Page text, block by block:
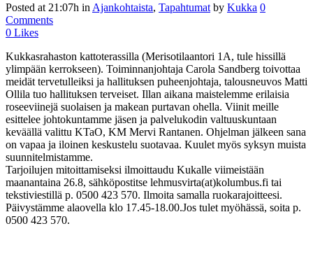
Posted at 21:07h in Ajankohtaista, Tapahtumat by Kukka 0
Comments
0 Likes
Kukkasrahaston kattoterassilla (Merisotilaantori 1A, tule hissillä
ylimpään kerrokseen). Toiminnanjohtaja Carola Sandberg toivottaa
meidät tervetulleiksi ja hallituksen puheenjohtaja, talousneuvos Matti
Ollila tuo hallituksen terveiset. Illan aikana maistelemme erilaisia
roseeviinejä suolaisen ja makean purtavan ohella. Viinit meille
esittelee johtokuntamme jäsen ja palvelukodin valtuuskuntaan
keväällä valittu KTaO, KM Mervi Rantanen. Ohjelman jälkeen sana
on vapaa ja iloinen keskustelu suotavaa. Kuulet myös syksyn muista
suunnitelmistamme.
Tarjoilujen mitoittamiseksi ilmoittaudu Kukalle viimeistään
maanantaina 26.8, sähköpostitse lehmusvirta(at)kolumbus.fi tai
tekstiviestillä p. 0500 423 570. Ilmoita samalla ruokarajoitteesi.
Päivystämme alaovella klo 17.45-18.00.Jos tulet myöhässä, soita p.
0500 423 570.